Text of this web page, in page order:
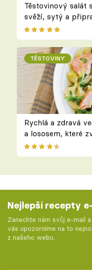
Těstovinový salát
svěží, sytý a
TĚSTOVINY
Rychlá a zdravá
a lososem, které
Nejlepší recepty
Zanechte nám svůj e-mail
vás upozorníme na to
z našeho webu.